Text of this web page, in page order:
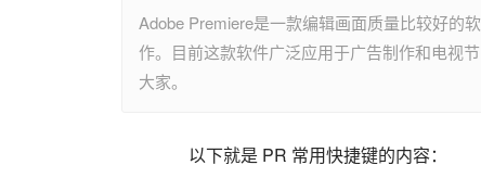
Adobe Premiere是一款编辑画面质量比较好的
作。目前这款软件广泛应用于广告制作和电视
大家。
以下就是 PR 常用快捷键的内容：